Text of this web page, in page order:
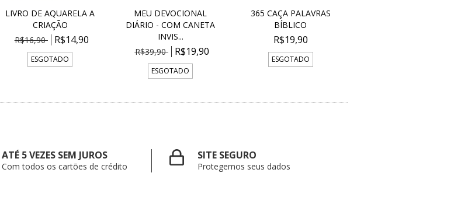
LIVRO DE AQUARELA A
CRIAÇÃO
R$16,90
R$14,90
ESGOTADO
MEU DEVOCIONAL
DIÁRIO - COM CANETA
INVIS...
R$39,90
R$19,90
ESGOTADO
365 CAÇA PALAVRAS
BÍBLICO
R$19,90
ESGOTADO
ATÉ 5 VEZES SEM JUROS
Com todos os cartões de crédito
SITE SEGURO
Protegemos seus dados